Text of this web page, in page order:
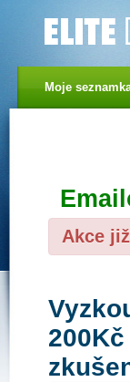
Akce
Moje